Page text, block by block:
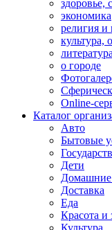
здоровье,
экономика
религия и
культура,
о городе
Online-
Каталог
Авто
Бытовые
Дети
Доставка
Еда
Красота и
Культура